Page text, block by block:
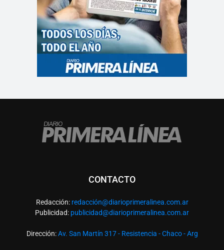
CONTACTO
Redacción: redacción@diarioprimeralinea.com.ar
Publicidad: publicidad@diarioprimeralinea.com.ar
Dirección:Av. San Martín 317 - Resistencia - Chaco - Arg